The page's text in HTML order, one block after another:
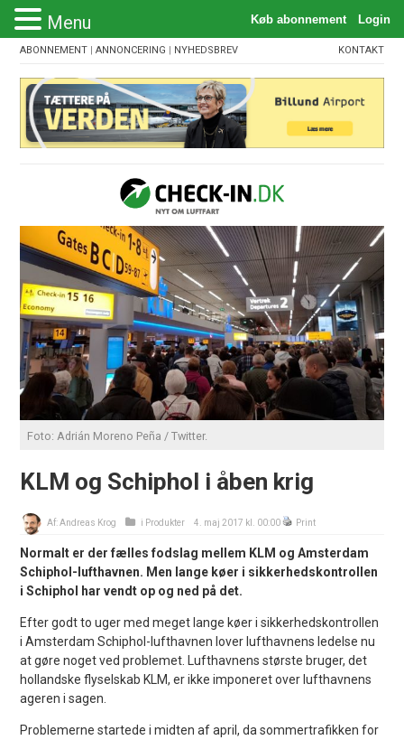
ABONNEMENT |ANNONCERING | NYHEDSBREV KONTAKT
Foto: Adrián Moreno Peña / Twitter.
KLM og Schiphol i åben krig
Af:Andreas Krog i Produkter 4. maj 2017 kl. 00:00 Print
Normalt er der fælles fodslag mellem KLM og Amsterdam
Schiphol-lufthavnen. Men lange køer i sikkerhedskontrollen
i Schiphol har vendt op og ned på det.
Efter godt to uger med meget lange køer i sikkerhedskontrollen
i Amsterdam Schiphol-lufthavnen lover lufthavnens ledelse nu
at gøre noget ved problemet. Lufthavnens største bruger, det
hollandske flyselskab KLM, er ikke imponeret over lufthavnens
ageren i sagen.
Problemerne startede i midten af april, da sommertrafikken for
Menu